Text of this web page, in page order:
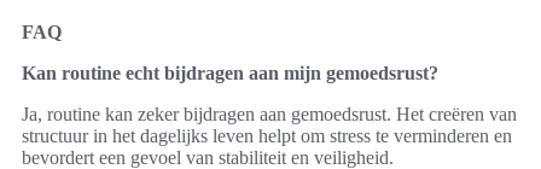
FAQ
Kan routine echt bijdragen aan mijn gemoedsrust?
Ja, routine kan zeker bijdragen aan gemoedsrust. Het creëren van
structuur in het dagelijks leven helpt om stress te verminderen en
bevordert een gevoel van stabiliteit en veiligheid.